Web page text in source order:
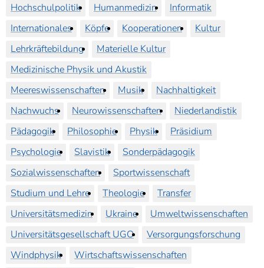
Hochschulpolitik
Humanmedizin
Informatik
Internationales
Köpfe Kooperationen
Kultur
Lehrkräftebildung
Materielle Kultur
Medizinische Physik und Akustik
Meereswissenschaften
Musik
Nachhaltigkeit
Nachwuchs
Neurowissenschaften
Niederlandistik
Pädagogik
Philosophie Physik
Präsidium
Psychologie
Slavistik
Sonderpädagogik
Sozialwissenschaften
Sportwissenschaft
Studium und Lehre
Theologie
Transfer
Universitätsmedizin
Ukraine
Umweltwissenschaften
Universitätsgesellschaft UGO
Versorgungsforschung
Windphysik
Wirtschaftswissenschaften